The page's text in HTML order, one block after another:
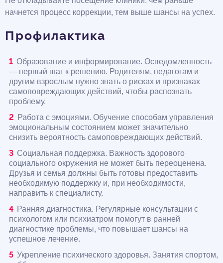
начнется процесс коррекции, тем выше шансы на успех.
Профилактика
Образование и информирование. Осведомленность
— первый шаг к решению. Родителям, педагогам и
другим взрослым нужно знать о рисках и признаках
самоповреждающих действий, чтобы распознать
проблему.
Работа с эмоциями. Обучение способам управления
эмоциональным состоянием может значительно
снизить вероятность самоповреждающих действий.
Социальная поддержка. Важность здорового
социального окружения не может быть переоценена.
Друзья и семья должны быть готовы предоставить
необходимую поддержку и, при необходимости,
направить к специалисту.
Ранняя диагностика. Регулярные консультации с
психологом или психиатром помогут в ранней
диагностике проблемы, что повышает шансы на
успешное лечение.
Укрепление психического здоровья. Занятия спортом,